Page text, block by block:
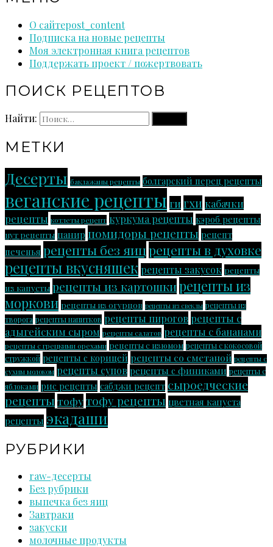
О сайтеpost_content
Подписка на новые рецепты
Моя электронная книга рецептов
Поддержать проект / пожертвовать
ПОИСК РЕЦЕПТОВ
Найти:
МЕТКИ
Десерты баклажаны рецепты болгарский перец рецепты
веганские рецепты ги гхи кабачки
рецепты котлеты рецепт куркума рецепты кэроб рецепты
нут рецепты панир помидоры рецепты рецепт
печенья рецепты без яицрецепты в духовке
рецепты вкусняшек рецепты закусок рецепты
из капусты рецепты из картошкирецепты из
моркови рецепты из огурцов рецепты из свеклы рецепты из
творога рецепты напитков рецепты пирогов рецепты с
адыгейским сыром рецепты салатов рецепты с бананами
рецепты с грецкими орехами рецепты с изюмом рецепты с кокосовой
стружкой рецепты с корицей рецепты со сметаной рецепты с
сухим молоком рецепты супов рецепты с финиками рецепты с
яблоками рис рецепты сабджи рецепт сыроедческие
рецепты тофутофу рецепты цветная капуста
рецепты экадаши
РУБРИКИ
raw-десерты
Без рубрики
выпечка без яиц
Завтраки
закуски
молочные продукты